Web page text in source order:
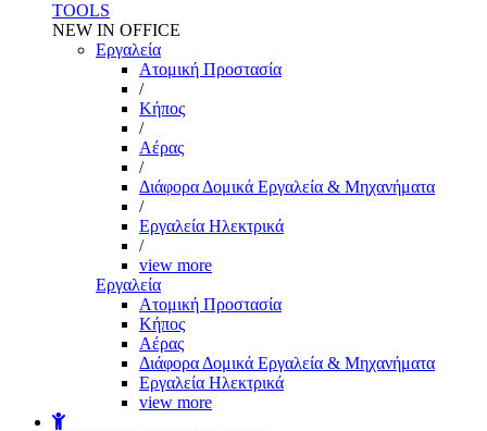
TOOLS
NEW IN OFFICE
Εργαλεία
Aτομική Προστασία
/
Kήπος
/
Αέρας
/
Διάφορα Δομικά Εργαλεία & Μηχανήματα
/
Εργαλεία Ηλεκτρικά
/
view more
Εργαλεία
Aτομική Προστασία
Kήπος
Αέρας
Διάφορα Δομικά Εργαλεία & Μηχανήματα
Εργαλεία Ηλεκτρικά
view more